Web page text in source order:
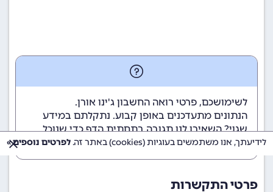
לשימושכם, פרטי רואה החשבון ג'ינו אורן.
הנתונים מתעדכנים באופן קבוע. נתקלתם במידע
שגוי? השאירו לנו תגובה בתחתית הדף כדי שנוכל
לטפל בבעיה בהקדם.
פרטי התקשרות
לידיעתך, אנו משתמשים בעוגיות (cookies) באתר זה. לפרטים נוספים »